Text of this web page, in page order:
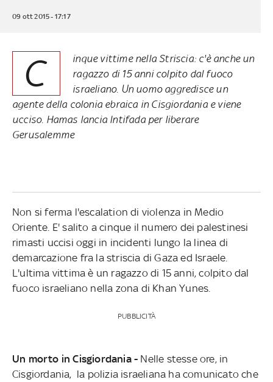
09 ott 2015 - 17:17
C
inque vittime nella Striscia: c'è anche un
ragazzo di 15 anni colpito dal fuoco
israeliano. Un uomo aggredisce un
agente della colonia ebraica in Cisgiordania e viene
ucciso. Hamas lancia Intifada per liberare
Gerusalemme
Non si ferma l'escalation di violenza in Medio
Oriente. E' salito a cinque il numero dei palestinesi
rimasti uccisi oggi in incidenti lungo la linea di
demarcazione fra la striscia di Gaza ed Israele.
L'ultima vittima è un ragazzo di 15 anni, colpito dal
fuoco israeliano nella zona di Khan Yunes.
PUBBLICITÀ
Un morto in Cisgiordania - Nelle stesse ore, in
Cisgiordania, la polizia israeliana ha comunicato che